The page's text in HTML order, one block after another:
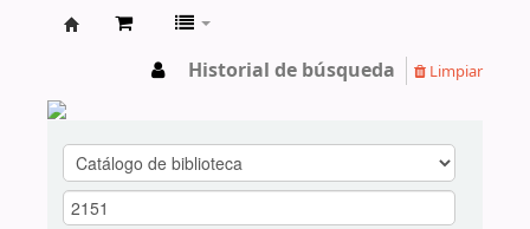
Historial de búsqueda Limpiar